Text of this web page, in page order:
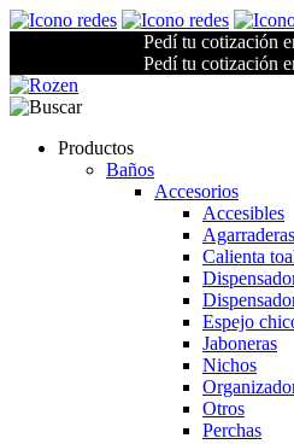
Pedí tu cotización
Pedí tu cotización
Productos
Baños
Accesorios
Accesibles
Agarraderas
Calienta
Espejo
Jaboneras
Nichos
Otros
Perchas